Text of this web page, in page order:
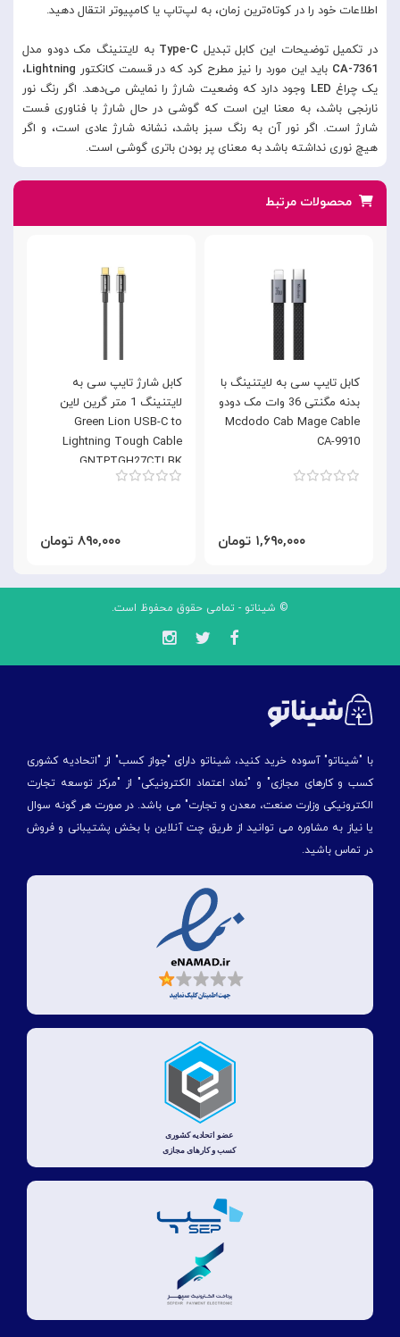
اطلاعات خود را در کوتاه‌ترین زمان، به لپ‌تاپ یا کامپیوتر انتقال دهید.
در تکمیل توضیحات این کابل تبدیل Type-C به لایتنینگ مک دودو مدل
CA-7361 باید این مورد را نیز مطرح کرد که در قسمت کانکتور Lightning،
یک چراغ LED وجود دارد که وضعیت شارژ را نمایش می‌دهد. اگر رنگ نور
نارنجی‌ باشد، به معنا این است که گوشی در حال شارژ با فناوری فست
شارژ است. اگر نور آن به رنگ سبز باشد، نشانه شارژ عادی است، و اگر
هیچ نوری نداشته باشد به معنای پر بودن باتری گوشی است.
محصولات مرتبط
کابل شارژ تایپ سی به
لایتنینگ 1 متر گرین لاین
Green Lion USB-C to
Lightning Tough Cable
GNTPTGH27CTLBK
۸۹۰,۰۰۰ تومان
کابل تایپ سی به لایتنینگ با
بدنه مگنتی 36 وات مک دودو
Mcdodo Cab Mage Cable
CA-9910
۱,۶۹۰,۰۰۰ تومان
© شیناتو - تمامی حقوق محفوظ است.
با "شیناتو" آسوده خرید کنید، شیناتو دارای "جواز کسب" از "اتحادیه کشوری
کسب و کارهای مجازی" و "نماد اعتماد الکترونیکی" از "مركز توسعه تجارت
الكترونیكی وزارت صنعت، معدن و تجارت" می باشد. در صورت هر گونه سوال
یا نیاز به مشاوره می توانید از طریق چت آنلاین با بخش پشتیبانی و فروش
در تماس باشید.